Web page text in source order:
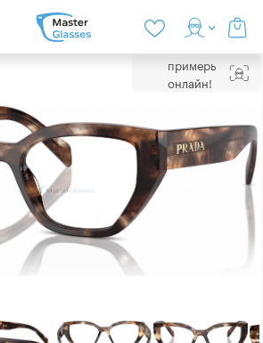
примерь
онлайн!